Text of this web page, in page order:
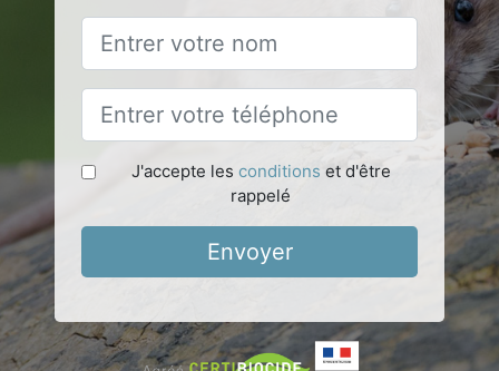
J'accepte les conditions et d'être
rappelé
Envoyer